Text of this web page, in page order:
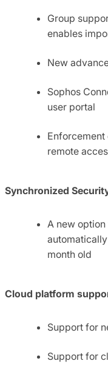
Group
enables
New
Sophos
user portal
Enforcement
remote
Synchronized
A new
month old
Cloud platform
Support for
Support for